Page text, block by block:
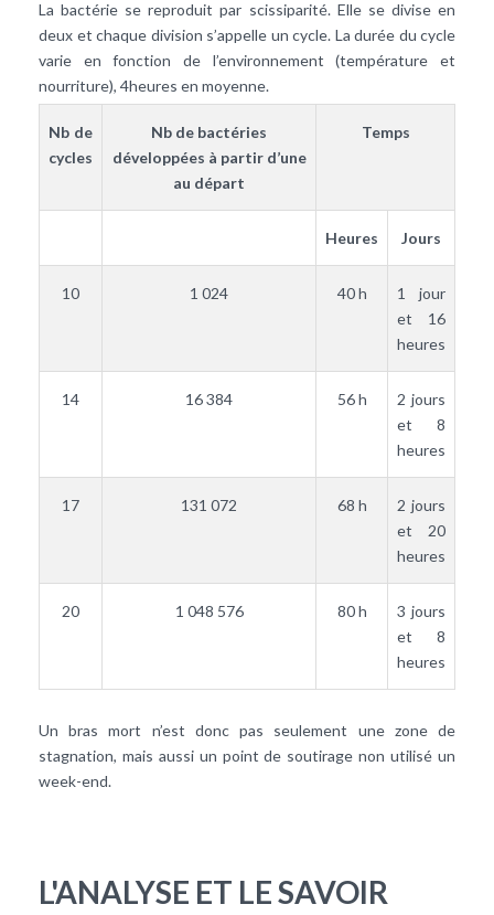
La bactérie se reproduit par scissiparité. Elle se divise en
deux et chaque division s’appelle un cycle. La durée du cycle
varie en fonction de l’environnement (température et
nourriture), 4heures en moyenne.
Nb de
cycles
Nb de bactéries
développées à partir d’une
au départ
Temps
Heures Jours
10 1 024 40 h
1 jour
et 16
heures
14 16 384 56 h
2 jours
et 8
heures
17 131 072 68 h
2 jours
et 20
heures
20 1 048 576 80 h
3 jours
et 8
heures
Un bras mort n’est donc pas seulement une zone de
stagnation, mais aussi un point de soutirage non utilisé un
week-end.
L'ANALYSE ET LE SAVOIR